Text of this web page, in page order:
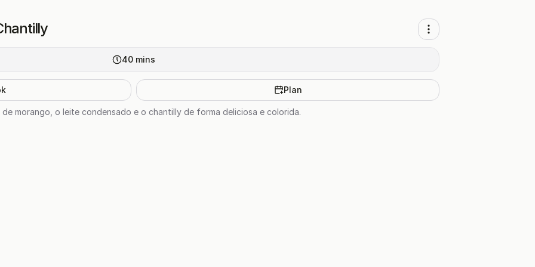
40 mins
Plan
morango, o leite condensado e o chantilly de forma deliciosa e colorida.